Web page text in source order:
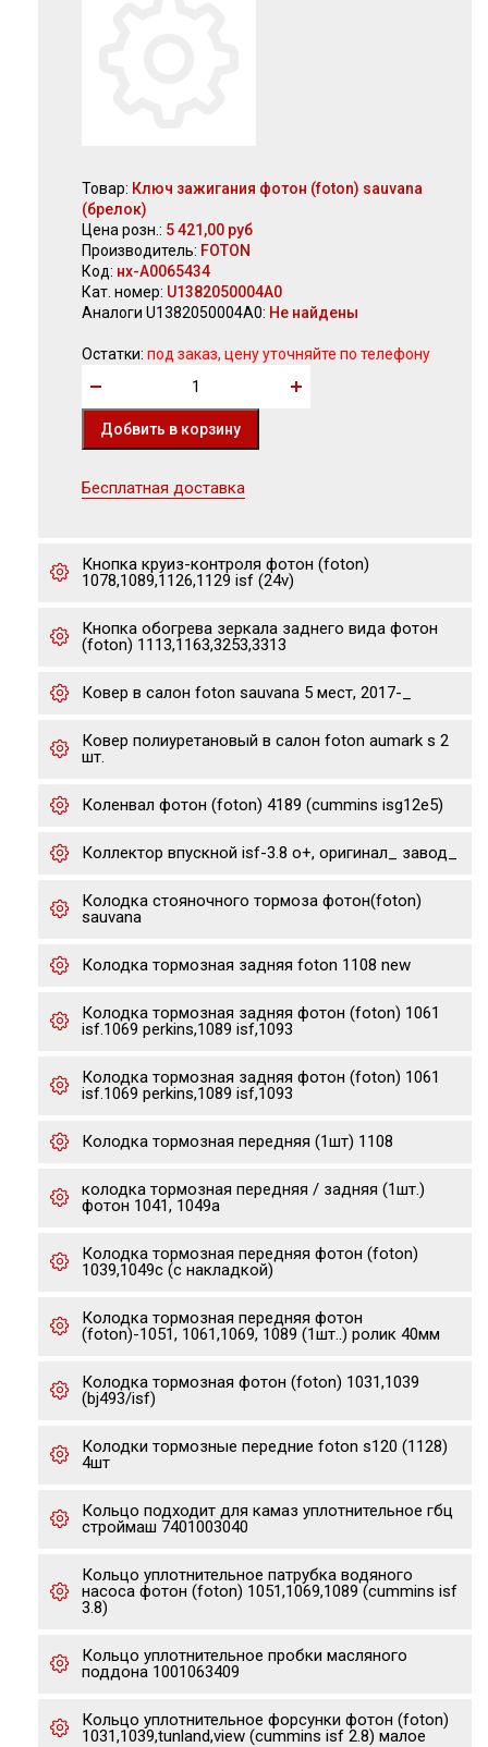
Товар: Ключ зажигания фотон (foton) sauvana
(брелок)
Цена розн.: 5 421,00 руб
Производитель: FOTON
Код: нх-А0065434
Кат. номер: U1382050004A0
Аналоги U1382050004A0: Не найдены
Остатки: под заказ, цену уточняйте по телефону
Бесплатная доставка
Кнопка круиз-контроля фотон (foton)
1078,1089,1126,1129 isf (24v)
Кнопка обогрева зеркала заднего вида фотон
(foton) 1113,1163,3253,3313
Ковер в салон foton sauvana 5 мест, 2017-_
Ковер полиуретановый в салон foton aumark s 2
шт.
Коленвал фотон (foton) 4189 (cummins isg12e5)
Коллектор впускной isf-3.8 о+, оригинал_ завод_
Колодка стояночного тормоза фотон(foton)
sauvana
Колодка тормозная задняя foton 1108 new
Колодка тормозная задняя фотон (foton) 1061
isf.1069 perkins,1089 isf,1093
Колодка тормозная задняя фотон (foton) 1061
isf.1069 perkins,1089 isf,1093
Колодка тормозная передняя (1шт) 1108
колодка тормозная передняя / задняя (1шт.)
фотон 1041, 1049а
Колодка тормозная передняя фотон (foton)
1039,1049c (с накладкой)
Колодка тормозная передняя фотон
(foton)-1051, 1061,1069, 1089 (1шт..) ролик 40мм
Колодка тормозная фотон (foton) 1031,1039
(bj493/isf)
Колодки тормозные передние foton s120 (1128)
4шт
Кольцо подходит для камаз уплотнительное гбц
строймаш 7401003040
Кольцо уплотнительное патрубка водяного
насоса фотон (foton) 1051,1069,1089 (cummins isf
3.8)
Кольцо уплотнительное пробки масляного
поддона 1001063409
Кольцо уплотнительное форсунки фотон (foton)
1031,1039,tunland,view (cummins isf 2.8) малое